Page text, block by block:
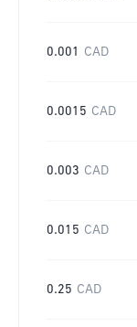
0.001 CAD
0.0015 CAD
0.003 CAD
0.015 CAD
0.25 CAD